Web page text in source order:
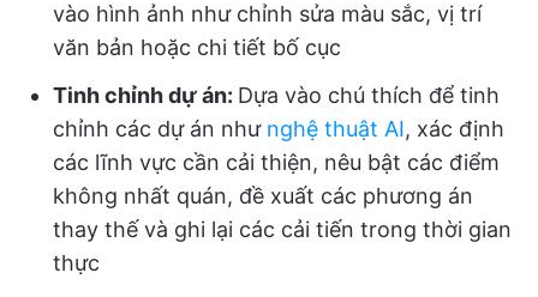
vào hình ảnh như chỉnh sửa màu sắc, vị trí
văn bản hoặc chi tiết bố cục
Tinh chỉnh dự án: Dựa vào chú thích để tinh
chỉnh các dự án như nghệ thuật AI, xác định
các lĩnh vực cần cải thiện, nêu bật các điểm
không nhất quán, đề xuất các phương án
thay thế và ghi lại các cải tiến trong thời gian
thực